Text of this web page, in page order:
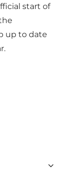
start of
up to date